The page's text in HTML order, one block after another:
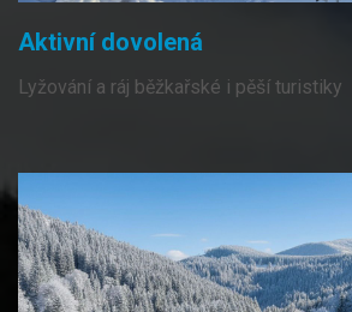
Aktivní dovolená
Lyžování a ráj běžkařské i pěší turistiky